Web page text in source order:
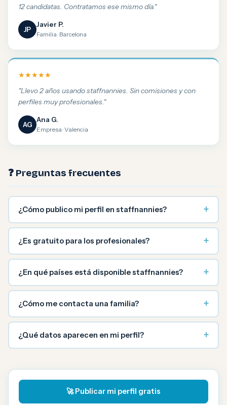
12 candidatas. Contratamos ese mismo día."
JP
Javier P.
Familia · Barcelona
★★★★★
"Llevo 2 años usando staffnannies. Sin comisiones y con
perfiles muy profesionales."
AG
Ana G.
Empresa · Valencia
❓ Preguntas frecuentes
¿Cómo publico mi perfil en staffnannies? +
¿Es gratuito para los profesionales? +
¿En qué países está disponible staffnannies? +
¿Cómo me contacta una familia? +
¿Qué datos aparecen en mi perfil? +
🚀 Publicar mi perfil gratis